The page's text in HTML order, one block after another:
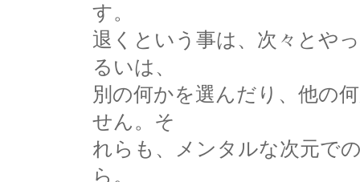
す。
退くという事は、次々とや
るいは、
別の何かを選んだり、他の
せん。そ
れらも、メンタルな次元で
ら。